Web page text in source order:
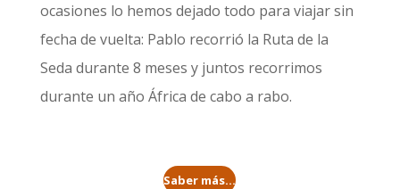
ocasiones lo hemos dejado todo para viajar sin
fecha de vuelta: Pablo recorrió la Ruta de la
Seda durante 8 meses y juntos recorrimos
durante un año África de cabo a rabo.
Saber más...